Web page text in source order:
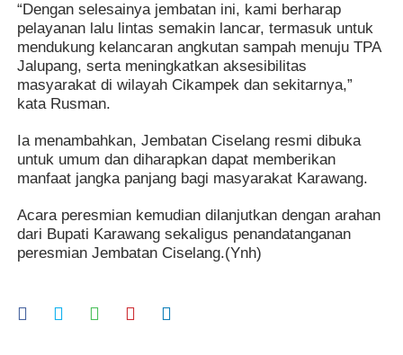
“Dengan selesainya jembatan ini, kami berharap
pelayanan lalu lintas semakin lancar, termasuk untuk
mendukung kelancaran angkutan sampah menuju TPA
Jalupang, serta meningkatkan aksesibilitas
masyarakat di wilayah Cikampek dan sekitarnya,”
kata Rusman.
Ia menambahkan, Jembatan Ciselang resmi dibuka
untuk umum dan diharapkan dapat memberikan
manfaat jangka panjang bagi masyarakat Karawang.
Acara peresmian kemudian dilanjutkan dengan arahan
dari Bupati Karawang sekaligus penandatanganan
peresmian Jembatan Ciselang.(Ynh)